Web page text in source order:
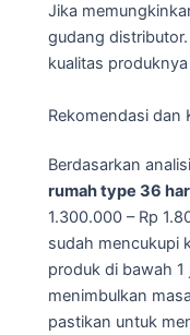
Jika
gudang
kualitas
Rekomendasi dan
Berdasarkan
rumah type 36
1.300.000 – Rp
sudah mencukupi
produk di bawah
menimbulkan
pastikan untuk